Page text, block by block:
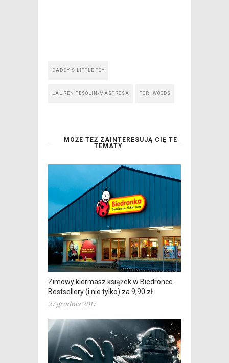
DADDY’S LITTLE TOY
LAUREN TESOLIN-MASTROSA TORI WOODS
MOŻE TEŻ ZAINTERESUJĄ CIĘ TE
TEMATY
Zimowy kiermasz książek w Biedronce.
Bestsellery (i nie tylko) za 9,90 zł
27 grudnia 2017